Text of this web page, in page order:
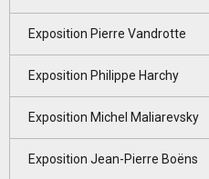
Exposition Pierre Vandrotte
Exposition Philippe Harchy
Exposition Michel Maliarevsky
Exposition Jean-Pierre Boëns